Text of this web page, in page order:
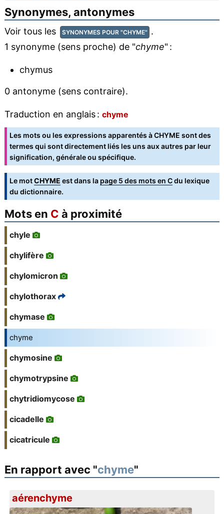
Synonymes, antonymes
Voir tous les SYNONYMES POUR "CHYME" .
1 synonyme (sens proche) de "chyme" :
chymus
0 antonyme (sens contraire).
Traduction en anglais : chyme
Les mots ou les expressions apparentés à CHYME sont des
termes qui sont directement liés les uns aux autres par leur
signification, générale ou spécifique.
Le motCHYME est dans la page 5 des mots en Cdu lexique
du dictionnaire.
Mots en C à proximité
chyle
chylifère
chylomicron
chylothorax
chymase
chyme
chymosine
chymotrypsine
chytridiomycose
cicadelle
cicatricule
En rapport avec "chyme"
aérenchyme